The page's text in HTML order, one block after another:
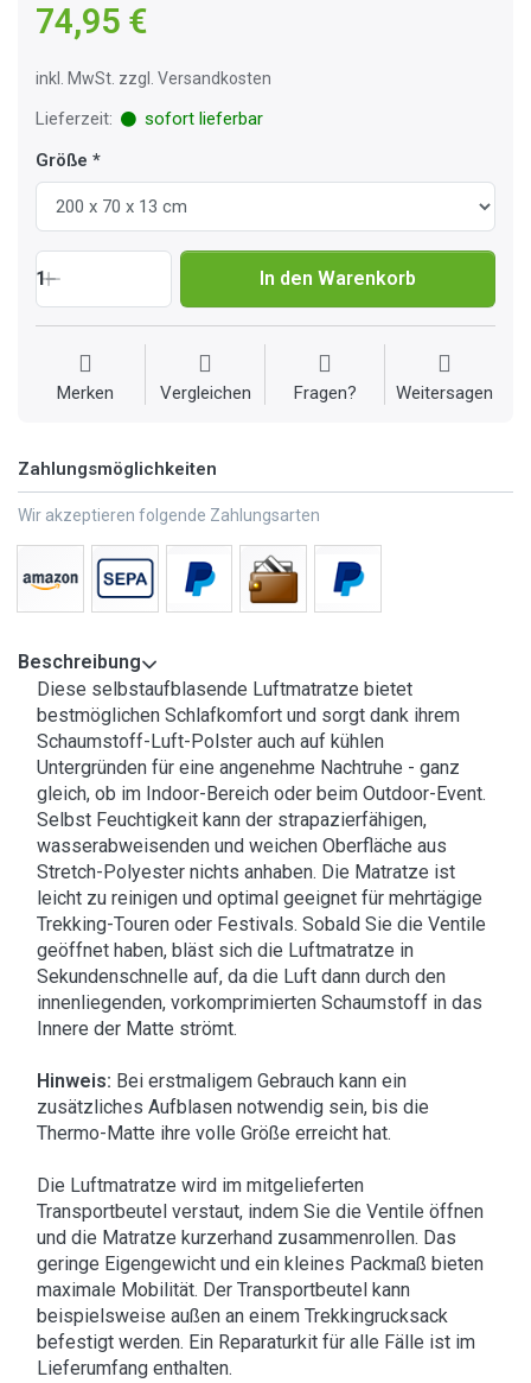
74,95 €
inkl. MwSt. zzgl. Versandkosten
Lieferzeit:
sofort lieferbar
Größe
1 In den Warenkorb
Merken Vergleichen Fragen? Weitersagen
Zahlungsmöglichkeiten
Wir akzeptieren folgende Zahlungsarten
Beschreibung
Diese selbstaufblasende Luftmatratze bietet
bestmöglichen Schlafkomfort und sorgt dank ihrem
Schaumstoff-Luft-Polster auch auf kühlen
Untergründen für eine angenehme Nachtruhe - ganz
gleich, ob im Indoor-Bereich oder beim Outdoor-Event.
Selbst Feuchtigkeit kann der strapazierfähigen,
wasserabweisenden und weichen Oberfläche aus
Stretch-Polyester nichts anhaben. Die Matratze ist
leicht zu reinigen und optimal geeignet für mehrtägige
Trekking-Touren oder Festivals. Sobald Sie die Ventile
geöffnet haben, bläst sich die Luftmatratze in
Sekundenschnelle auf, da die Luft dann durch den
innenliegenden, vorkomprimierten Schaumstoff in das
Innere der Matte strömt.
Hinweis: Bei erstmaligem Gebrauch kann ein
zusätzliches Aufblasen notwendig sein, bis die
Thermo-Matte ihre volle Größe erreicht hat.
Die Luftmatratze wird im mitgelieferten
Transportbeutel verstaut, indem Sie die Ventile öffnen
und die Matratze kurzerhand zusammenrollen. Das
geringe Eigengewicht und ein kleines Packmaß bieten
maximale Mobilität. Der Transportbeutel kann
beispielsweise außen an einem Trekkingrucksack
befestigt werden. Ein Reparaturkit für alle Fälle ist im
Lieferumfang enthalten.